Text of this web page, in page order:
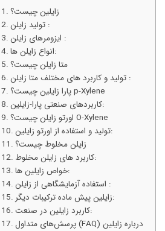
زایلین چیست؟
تولید زایلن :
ایزومرهای زایلن :
انواع زایلن ها:
متا زایلن چیست؟
تولید و کاربرد های مختلف متا زایلن :
پارا زایلین چیست؟ p-Xylene
کاربردهای صنعتی پارا-زایلین:
اورتو زایلن چیست؟ O-Xylene
تولید و استفاده از اورتو زایلین:
زایلن مخلوط چیست؟
کاربرد های زایلن مخلوط:
خواص زایلین ها:
استفاده آزمایشگاهی از زایلن :
زایلین پیش ماده ترکیبات دیگر:
کاربرد زایلین در صنعت:
پرسش‌های متداول (FAQ) درباره زایلین